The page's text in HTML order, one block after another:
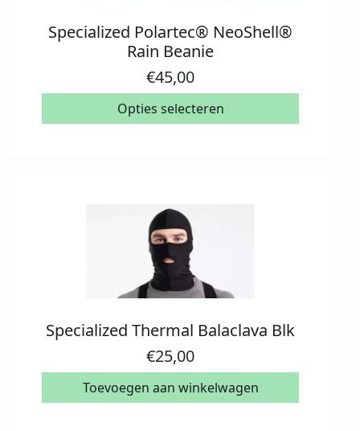
Specialized Polartec® NeoShell®
Rain Beanie
€45,00
Opties selecteren
Dit
meerdere
Deze
Specialized Thermal Balaclava Blk
€25,00
Toevoegen aan winkelwagen